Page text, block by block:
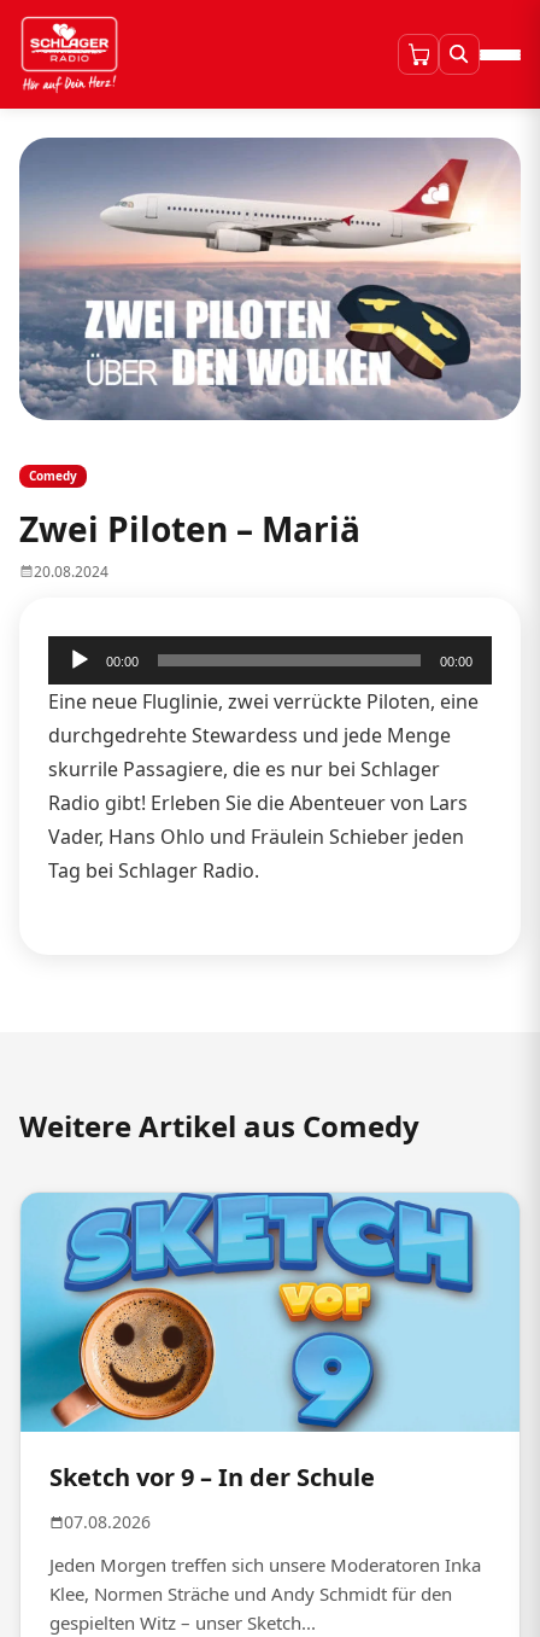
Comedy
Zwei Piloten – Mariä
20.08.2024
Audio-
Player
00:00 00:00
Eine neue Fluglinie, zwei verrückte Piloten, eine
durchgedrehte Stewardess und jede Menge
skurrile Passagiere, die es nur bei Schlager
Radio gibt! Erleben Sie die Abenteuer von Lars
Vader, Hans Ohlo und Fräulein Schieber jeden
Tag bei Schlager Radio.
Weitere Artikel aus Comedy
Sketch vor 9 – In der Schule
07.08.2026
Jeden Morgen treffen sich unsere Moderatoren Inka
Klee, Normen Sträche und Andy Schmidt für den
gespielten Witz – unser Sketch...